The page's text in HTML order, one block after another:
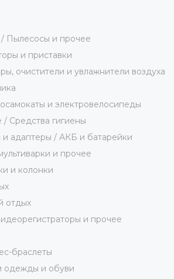
Пылесосы и прочее
и приставки
очистители и увлажнители воздуха
и электровелосипеды
/ Средства гигиены
и адаптеры / АКБ и батарейки
и прочее
и колонки
отдых
и прочее
браслеты
одежды и обуви